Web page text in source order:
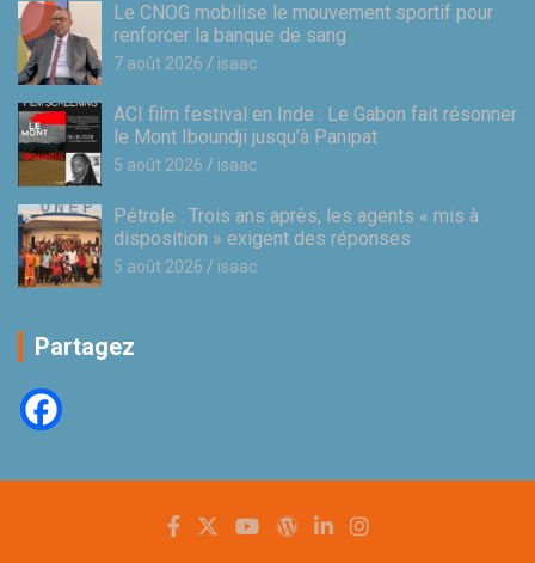
Le CNOG mobilise le mouvement sportif pour
renforcer la banque de sang
7 août 2026 isaac
ACI film festival en Inde : Le Gabon fait résonner
le Mont Iboundji jusqu’à Panipat
5 août 2026 isaac
Pétrole : Trois ans après, les agents « mis à
disposition » exigent des réponses
5 août 2026 isaac
Partagez